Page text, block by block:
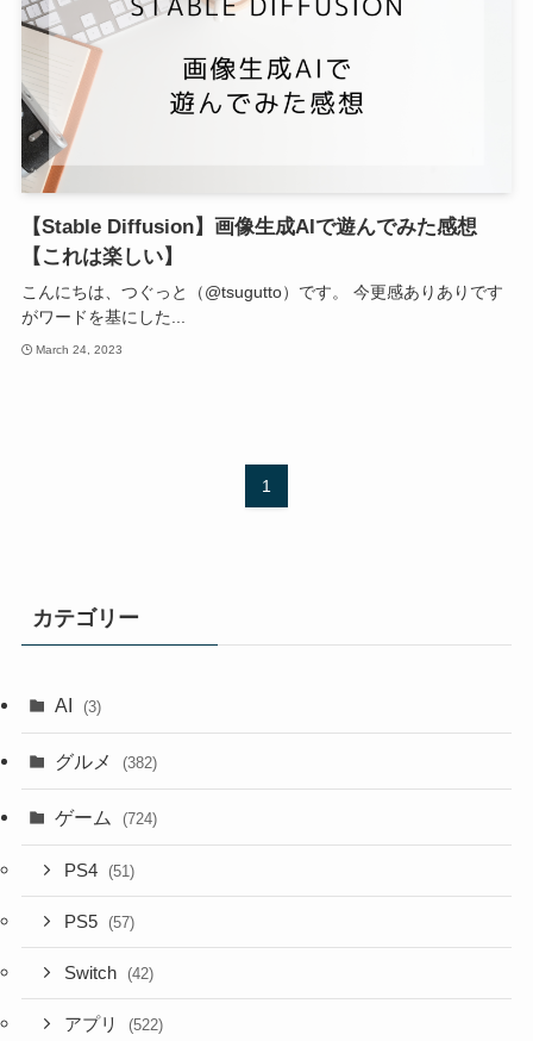
【Stable Diffusion】画像生成AIで遊んでみた感想
【これは楽しい】
こんにちは、つぐっと（@tsugutto）です。 今更感ありありです
がワードを基にした...
March 24, 2023
1
カテゴリー
AI (3)
グルメ (382)
ゲーム (724)
PS4 (51)
PS5 (57)
Switch (42)
アプリ (522)